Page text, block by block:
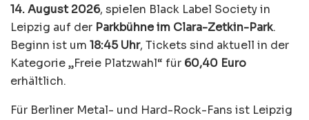
14. August 2026, spielen Black Label Society in
Leipzig auf der Parkbühne im Clara-Zetkin-Park.
Beginn ist um 18:45 Uhr, Tickets sind aktuell in der
Kategorie „Freie Platzwahl“ für 60,40 Euro
erhältlich.
Für Berliner Metal- und Hard-Rock-Fans ist Leipzig